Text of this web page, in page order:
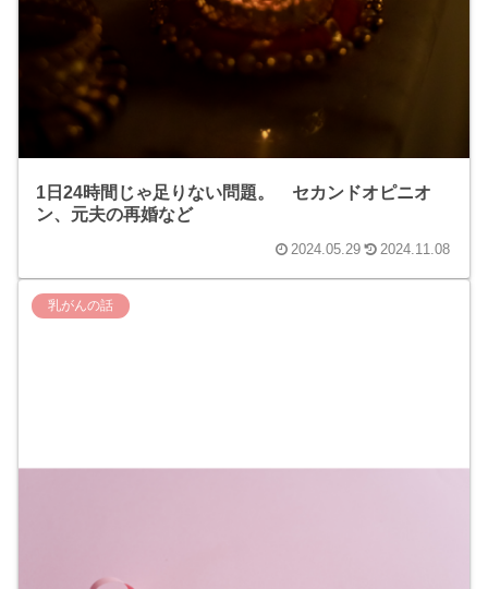
1日24時間じゃ足りない問題。 セカンドオピニオ
ン、元夫の再婚など
2024.05.29 2024.11.08
乳がんの話